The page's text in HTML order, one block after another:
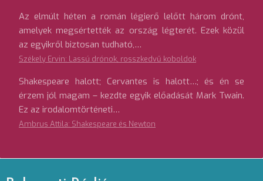
Az elmúlt héten a román légierő lelőtt három drónt,
amelyek megsértették az ország légterét. Ezek közül
az egyikről biztosan tudható,…
Székely Ervin: Lassú drónok, rosszkedvű koboldok
Shakespeare halott; Cervantes is halott…; és én se
érzem jól magam – kezdte egyik előadását Mark Twain.
Ez az irodalomtörténeti…
Ambrus Attila: Shakespeare és Newton